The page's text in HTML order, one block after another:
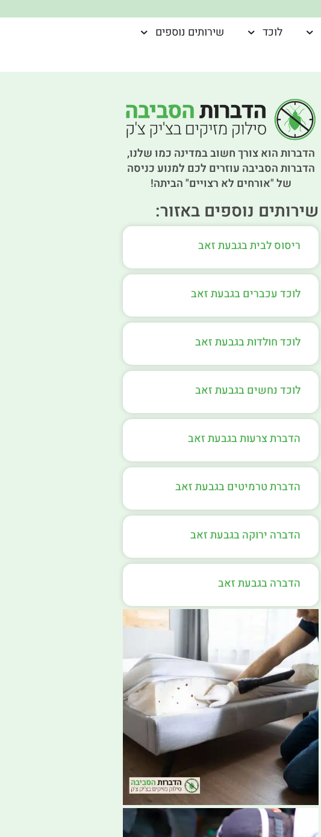
לוכד
שירותים נוספים
הדברות הוא צורך חשוב במדינה כמו שלנו,
הדברות הסביבה עוזרים לכם למנוע כניסה
של "אורחים לא רצויים" הביתה!
שירותים נוספים באזור:
ריסוס לבית בגבעת זאב
לוכד עכברים בגבעת זאב
לוכד חולדות בגבעת זאב
לוכד נחשים בגבעת זאב
הדברת צרעות בגבעת זאב
הדברת טרמיטים בגבעת זאב
הדברה ירוקה בגבעת זאב
הדברה בגבעת זאב